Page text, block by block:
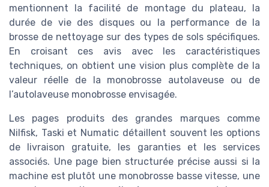
mentionnent la facilité de montage du plateau, la
durée de vie des disques ou la performance de la
brosse de nettoyage sur des types de sols spécifiques.
En croisant ces avis avec les caractéristiques
techniques, on obtient une vision plus complète de la
valeur réelle de la monobrosse autolaveuse ou de
l’autolaveuse monobrosse envisagée.
Les pages produits des grandes marques comme
Nilfisk, Taski et Numatic détaillent souvent les options
de livraison gratuite, les garanties et les services
associés. Une page bien structurée précise aussi si la
machine est plutôt une monobrosse basse vitesse, une